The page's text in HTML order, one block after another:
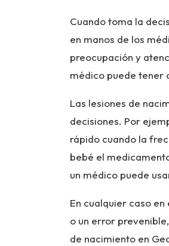
Cuando toma la
en manos de los
preocupación y
médico puede tener
Las lesiones de
decisiones. Por
rápido cuando la
bebé el
un médico puede
En cualquier caso
o un error
de nacimiento en